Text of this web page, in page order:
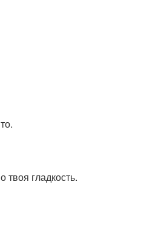
твоя гладкость.